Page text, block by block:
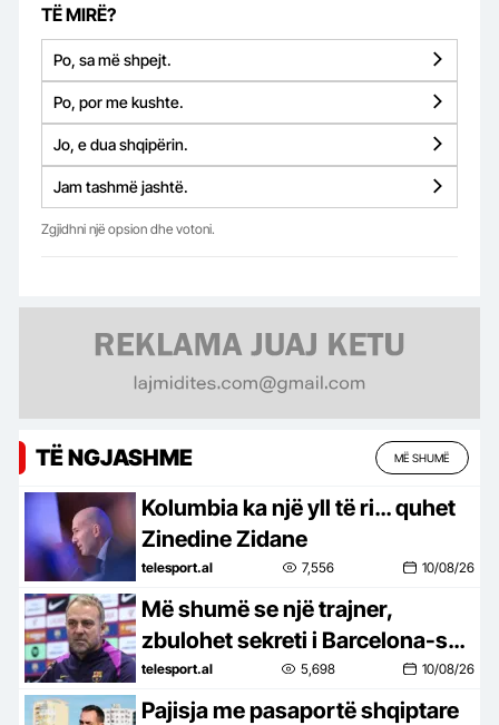
TË MIRË?
Po, sa më shpejt.
Po, por me kushte.
Jo, e dua shqipërin.
Jam tashmë jashtë.
Zgjidhni një opsion dhe votoni.
TË NGJASHME MË SHUMË
Kolumbia ka një yll të ri… quhet
Zinedine Zidane
telesport.al 7,556 10/08/26
Më shumë se një trajner,
zbulohet sekreti i Barcelona-s
në merkato
telesport.al 5,698 10/08/26
Pajisja me pasaportë shqiptare